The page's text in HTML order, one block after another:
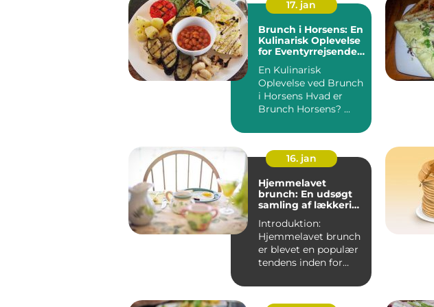
17. jan
Brunch i Horsens: En
Kulinarisk Oplevelse
for Eventyrrejsende
En Kulinarisk
Oplevelse ved Brunch
i Horsens Hvad er
Brunch Horsens? ...
16. jan
Hjemmelavet
brunch: En udsøgt
samling af lækkerier
Introduktion:
Hjemmelavet brunch
er blevet en populær
tendens inden for
tiltrækker en...